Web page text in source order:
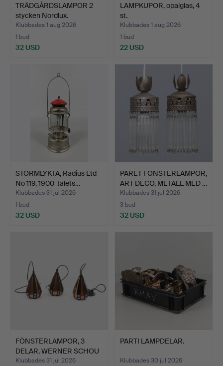
TRÄDGÅRDSLAMPOR 2
stycken Nordlux.
Klubbades 1 aug 2026
1 bud
32 USD
LAMPKUPOR, opalglas, 4
st.
Klubbades 1 aug 2026
1 bud
22 USD
STORMLYKTA, Radius Ltd
No 119, 1900-talets…
Klubbades 31 jul 2026
1 bud
32 USD
PARET FÖNSTERLAMPOR,
ART DECO, METALL MED …
Klubbades 31 jul 2026
3 bud
32 USD
FÖNSTERLAMPOR, 3
DELAR, WERNER SCHOU
FÖR C…
Klubbades 31 jul 2026
PARTI LAMPDELAR.
Klubbades 30 jul 2026